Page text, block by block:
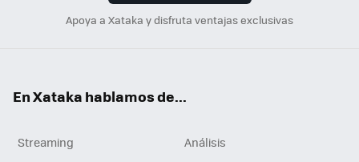
Apoya a Xataka y disfruta ventajas exclusivas
En Xataka hablamos de...
Streaming
Análisis